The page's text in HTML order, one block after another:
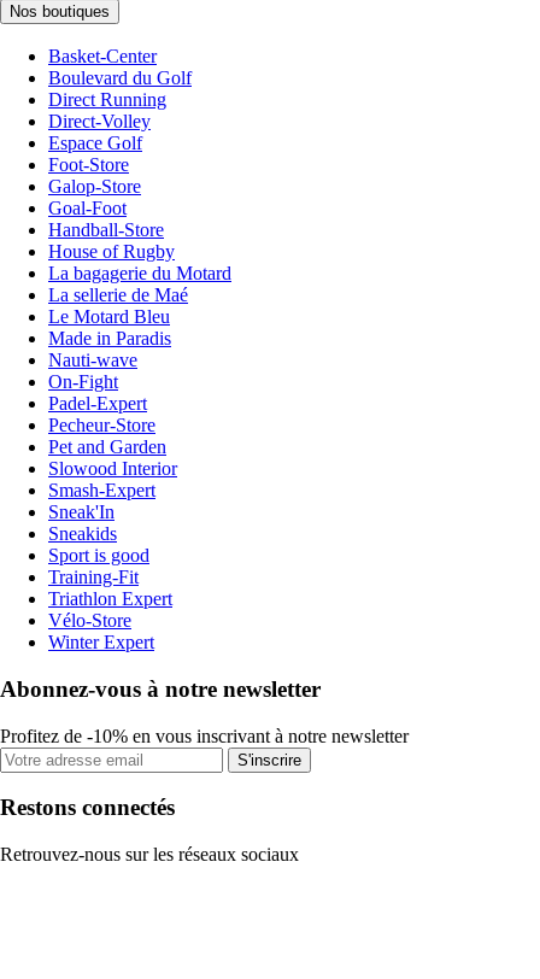
Nos boutiques
Basket-Center
Boulevard du Golf
Direct Running
Direct-Volley
Espace Golf
Foot-Store
Galop-Store
Goal-Foot
Handball-Store
House of Rugby
La bagagerie du Motard
La sellerie de Maé
Le Motard Bleu
Made in Paradis
Nauti-wave
On-Fight
Padel-Expert
Pecheur-Store
Pet and Garden
Slowood Interior
Smash-Expert
Sneak'In
Sneakids
Sport is good
Training-Fit
Triathlon Expert
Vélo-Store
Winter Expert
Abonnez-vous à notre newsletter
Profitez de -10% en vous inscrivant à notre newsletter
S'inscrire
Restons connectés
Retrouvez-nous sur les réseaux sociaux